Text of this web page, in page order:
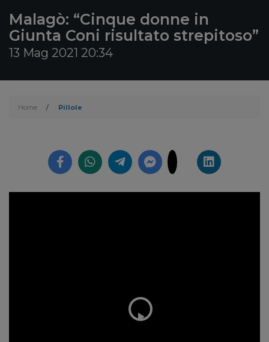
Malagò: “Cinque donne in
Giunta Coni risultato strepitoso”
13 Mag 2021 20:34
Home / Pillole
Play